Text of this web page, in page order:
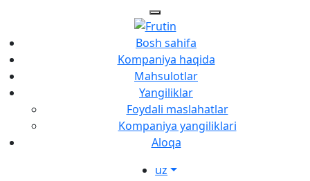
Bosh sahifa
Kompaniya haqida
Mahsulotlar
Yangiliklar
Foydali maslahatlar
Kompaniya yangiliklari
Aloqa
uz